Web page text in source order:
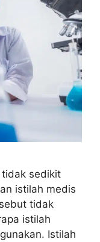
sedikit
istilah medis
tidak
istilah
Istilah